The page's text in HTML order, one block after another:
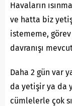
Havaların
ve hatta biz
istememe,
davranışı
Daha 2 gün var
da yetişir ya da
cümlelerle çok